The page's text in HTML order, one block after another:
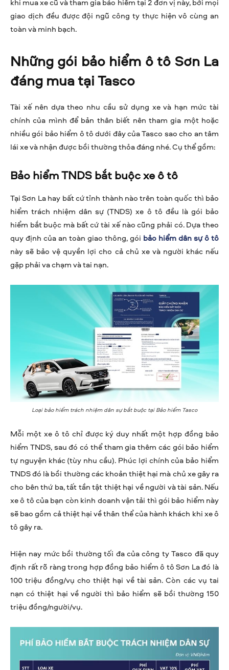
giao dịch đều được đội ngũ công ty thực hiện vô cùng an
toàn và minh bạch.
Những gói bảo hiểm ô tô Sơn La
đáng mua tại Tasco
Tài xế nên dựa theo nhu cầu sử dụng xe và hạn mức tài
chính của mình để bản thân biết nên tham gia một hoặc
nhiều gói bảo hiểm ô tô dưới đây của Tasco sao cho an tâm
lái xe và nhận được bồi thường thỏa đáng nhé. Cụ thể gồm:
Bảo hiểm TNDS bắt buộc xe ô tô
Tại Sơn La hay bất cứ tỉnh thành nào trên toàn quốc thì bảo
hiểm trách nhiệm dân sự (TNDS) xe ô tô đều là gói bảo
hiểm bắt buộc mà bất cứ tài xế nào cũng phải có. Dựa theo
quy định của an toàn giao thông, gói bảo hiểm dân sự ô tô
này sẽ bảo vệ quyền lợi cho cả chủ xe và người khác nếu
gặp phải va chạm và tai nạn.
Loại bảo hiểm trách nhiệm dân sự bắt buộc tại Bảo hiểm Tasco
Mỗi một xe ô tô chỉ được ký duy nhất một hợp đồng bảo
hiểm TNDS, sau đó có thể tham gia thêm các gói bảo hiểm
tự nguyện khác (tùy nhu cầu). Phúc lợi chính của bảo hiểm
TNDS đó là bồi thường các khoản thiệt hại mà chủ xe gây ra
cho bên thứ ba, tất tần tật thiệt hại về người và tài sản. Nếu
xe ô tô của bạn còn kinh doanh vận tải thì gói bảo hiểm này
sẽ bao gồm cả thiệt hại về thân thể của hành khách khi xe ô
tô gây ra.
Hiện nay mức bồi thường tối đa của công ty Tasco đã quy
định rất rõ ràng trong hợp đồng bảo hiểm ô tô Sơn La đó là
100 triệu đồng/vụ cho thiệt hại về tài sản. Còn các vụ tai
nạn có thiệt hại về người thì bảo hiểm sẽ bồi thường 150
triệu đồng/người/vụ.